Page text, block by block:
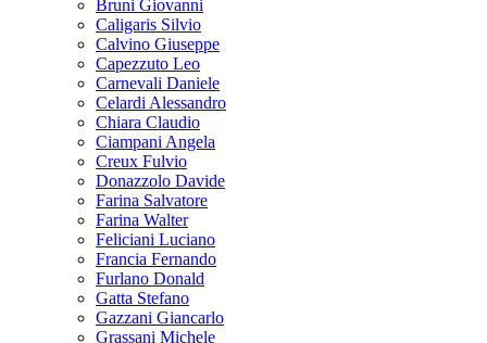
Bruni Giovanni
Caligaris Silvio
Calvino Giuseppe
Capezzuto Leo
Carnevali Daniele
Celardi Alessandro
Chiara Claudio
Ciampani Angela
Creux Fulvio
Donazzolo Davide
Farina Salvatore
Farina Walter
Feliciani Luciano
Francia Fernando
Furlano Donald
Gatta Stefano
Gazzani Giancarlo
Grassani Michele